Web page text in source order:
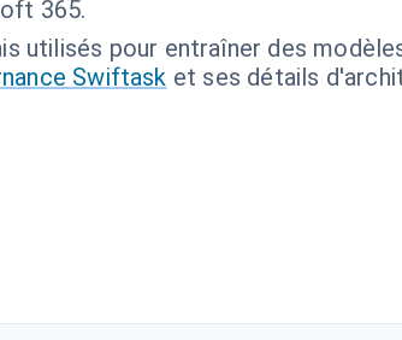
365.
utilisés pour entraîner des
Swiftask et ses détails